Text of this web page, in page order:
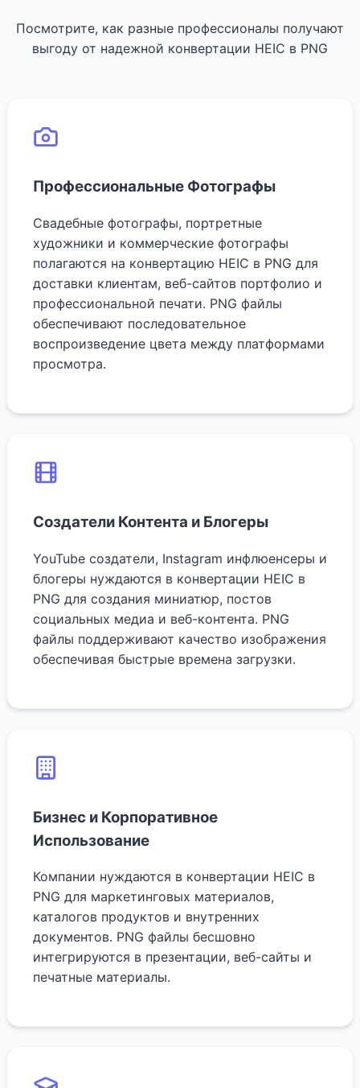
Посмотрите, как разные профессионалы получают
выгоду от надежной конвертации HEIC в PNG
Профессиональные Фотографы
Свадебные фотографы, портретные
художники и коммерческие фотографы
полагаются на конвертацию HEIC в PNG для
доставки клиентам, веб-сайтов портфолио и
профессиональной печати. PNG файлы
обеспечивают последовательное
воспроизведение цвета между платформами
просмотра.
Создатели Контента и Блогеры
YouTube создатели, Instagram инфлюенсеры и
блогеры нуждаются в конвертации HEIC в
PNG для создания миниатюр, постов
социальных медиа и веб-контента. PNG
файлы поддерживают качество изображения
обеспечивая быстрые времена загрузки.
Бизнес и Корпоративное
Использование
Компании нуждаются в конвертации HEIC в
PNG для маркетинговых материалов,
каталогов продуктов и внутренних
документов. PNG файлы бесшовно
интегрируются в презентации, веб-сайты и
печатные материалы.